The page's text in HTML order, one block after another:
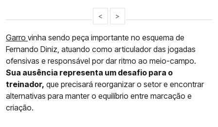
< >
Garro vinha sendo peça importante no esquema de
Fernando Diniz, atuando como articulador das jogadas
ofensivas e responsável por dar ritmo ao meio-campo.
Sua ausência representa um desafio para o
treinador, que precisará reorganizar o setor e encontrar
alternativas para manter o equilíbrio entre marcação e
criação.